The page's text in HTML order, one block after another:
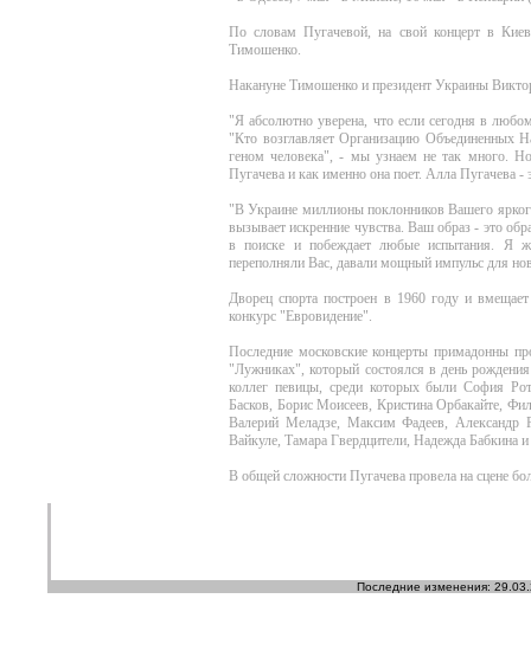
По словам Пугачевой, на свой концерт в
Тимошенко.
Накануне Тимошенко и президент Украины
"Я абсолютно уверена, что если сегодня в
"Кто возглавляет Организацию Объединенных
геном человека", - мы узнаем не так много.
Пугачева и как именно она поет. Алла Пугачева
"В Украине миллионы поклонников Вашего
вызывает искренние чувства. Ваш образ - это
в поиске и побеждает любые испытания. Я
переполняли Вас, давали мощный импульс для
Дворец спорта построен в 1960 году и
конкурс "Евровидение".
Последние московские концерты примадонны
"Лужниках", который состоялся в день
коллег певицы, среди которых были София
Басков, Борис Моисеев, Кристина Орбакайте,
Валерий Меладзе, Максим Фадеев, Александр
Вайкуле, Тамара Гвердцители, Надежда Бабкина и
В общей сложности Пугачева провела на сцене
Последние